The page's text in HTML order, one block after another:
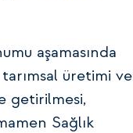
aşamasında
üretimi ve
getirilmesi,
Sağlık